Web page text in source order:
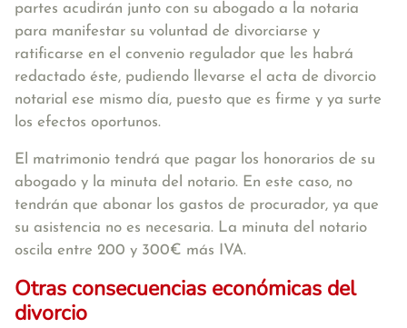
partes acudirán junto con su abogado a la notaria
para manifestar su voluntad de divorciarse y
ratificarse en el convenio regulador que les habrá
redactado éste, pudiendo llevarse el acta de divorcio
notarial ese mismo día, puesto que es firme y ya surte
los efectos oportunos.
El matrimonio tendrá que pagar los honorarios de su
abogado y la minuta del notario. En este caso, no
tendrán que abonar los gastos de procurador, ya que
su asistencia no es necesaria. La minuta del notario
oscila entre 200 y 300€ más IVA.
Otras consecuencias económicas del
divorcio